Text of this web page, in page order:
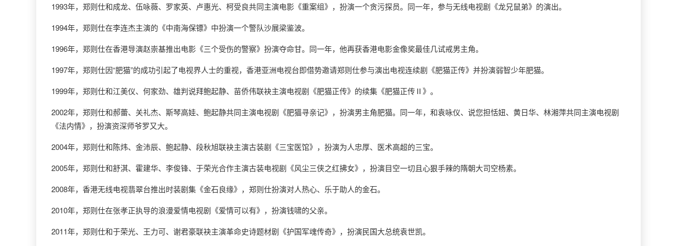
1993年，郑则仕和成龙、伍咏薇、罗家英、卢惠光、柯受良共同主演电影《重案组》，扮演一个贪污探员。同一年，参与无线电视剧《龙兄鼠弟》的演出。
1994年，郑则仕在李连杰主演的《中南海保镖》中扮演一个警队沙展梁鉴波。
1996年，郑则仕在香港导演赵崇基推出电影《三个受伤的警察》扮演夺命甘。同一年，他再获香港电影金像奖最佳几试戒男主角。
1997年，郑则仕因“肥猫”的成功引起了电视界人士的重视，香港亚洲电视台即借势邀请郑则仕参与演出电视连续剧《肥猫正传》并扮演弱智少年肥猫。
1999年，郑则仕和江美仪、何家劲、雄判说拜鲍起静、苗侨伟联袂主演电视剧《肥猫正传》的续集《肥猫正传Ⅱ》。
2002年，郑则仕和郝蕾、关礼杰、斯琴高娃、鲍起静共同主演电视剧《肥猫寻亲记》，扮演男主角肥猫。同一年，和袁咏仪、说您担恬妞、黄日华、林湘萍共同主演电视剧
《法内情》，扮演资深师爷罗又大。
2004年，郑则仕和陈炜、金沛辰、鲍起静、段秋旭联袂主演古装剧《三宝医馆》，扮演为人忠厚、医术高超的三宝。
2005年，郑则仕和舒淇、霍建华、李俊锋、于荣光合作主演古装电视剧《风尘三侠之红拂女》，扮演目空一切且心狠手辣的隋朝大司空杨素。
2008年，香港无线电视翡翠台推出时装剧集《金石良缘》，郑则仕扮演对人热心、乐于助人的金石。
2010年，郑则仕在张孝正执导的浪漫爱情电视剧《爱情可以有》，扮演钱啸的父亲。
2011年，郑则仕和于荣光、王力可、谢君豪联袂主演革命史诗题材剧《护国军魂传奇》，扮演民国大总统袁世凯。